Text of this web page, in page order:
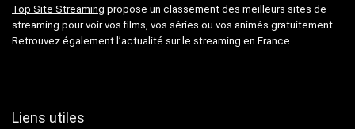
Top Site Streaming propose un classement des meilleurs sites de
streaming pour voir vos films, vos séries ou vos animés gratuitement.
Retrouvez également l’actualité sur le streaming en France.
Liens utiles